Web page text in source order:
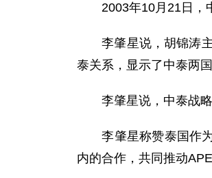
2003年10月21日，中
李肇星说，胡锦涛主
泰关系，显示了中泰两
李肇星说，中泰战略
李肇星称赞泰国作为
内的合作，共同推动